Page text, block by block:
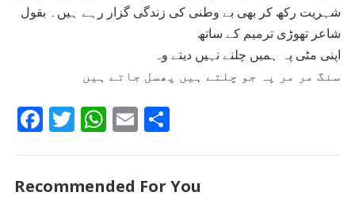
شہریت رکھ کر بھی بے وطنی کی زندگی گزار رہے ہیں۔ بقول
شاعر تھوڑی ترمیم کے ساتھ
اپنی مٹی پہ ہمیں چلنے نہیں دیتے وہ
سنگ مر مر پہ جو چلتے ہیں پھسل جاتے ہیں
F
b
T
er
W
s
E
l
S
e
Recommended For You